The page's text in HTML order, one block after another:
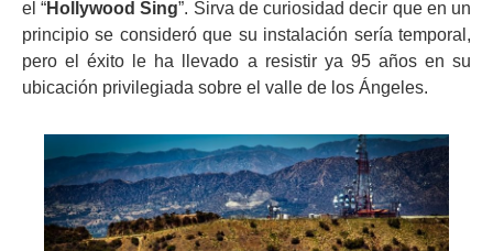
el “Hollywood Sing”. Sirva de curiosidad decir que en un
principio se consideró que su instalación sería temporal,
pero el éxito le ha llevado a resistir ya 95 años en su
ubicación privilegiada sobre el valle de los Ángeles.